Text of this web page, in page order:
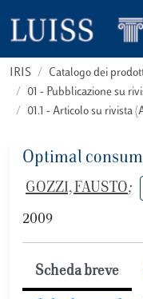
IRIS
Catalogo dei
01 - Pubblicazione su
01.1 - Articolo su rivista
Optimal
GOZZI, FAUSTO;
2009
Scheda breve